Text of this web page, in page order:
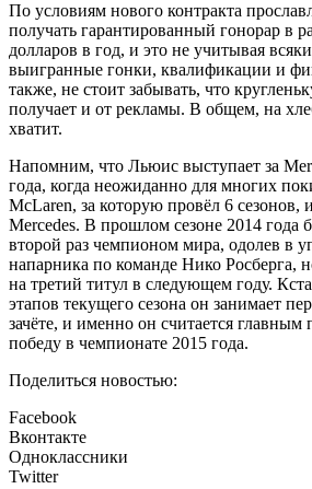
По условиям нового контракта
получать гарантированный гонорар в
долларов в год, и это не учитывая
выигранные гонки, квалификации и
также, не стоит забывать, что
получает и от рекламы. В общем, на
хватит.
Напомним, что Льюис выступает за
года, когда неожиданно для многих
McLaren, за которую провёл 6 сезонов,
Mercedes. В прошлом сезоне 2014 года
второй раз чемпионом мира, одолев в
напарника по команде Нико Росберга,
на третий титул в следующем году.
этапов текущего сезона он занимает
зачёте, и именно он считается главным
победу в чемпионате 2015 года.
Поделиться новостью:
Facebook
Вконтакте
Одноклассники
Twitter